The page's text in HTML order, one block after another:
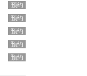
预约
预约
预约
预约
预约